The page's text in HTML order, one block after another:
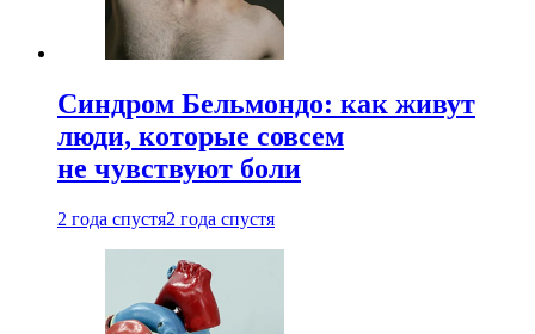
Синдром Бельмондо: как живут
люди, которые совсем
не чувствуют боли
2 года спустя2 года спустя